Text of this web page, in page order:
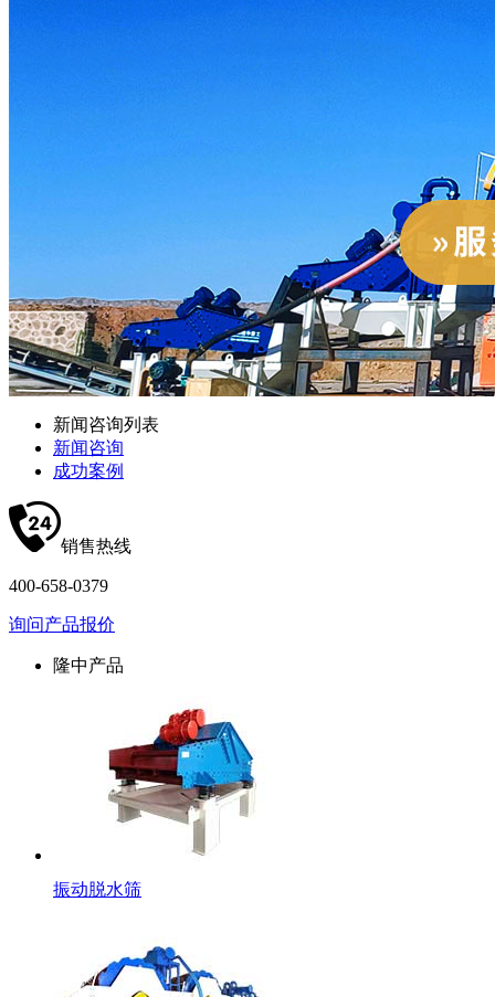
新闻咨询列表
新闻咨询
成功案例
销售热线
400-658-0379
询问产品报价
隆中产品
振动脱水筛